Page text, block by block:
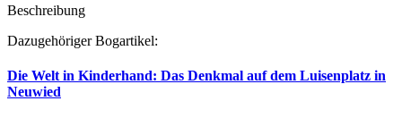
Beschreibung
Dazugehöriger Bogartikel:
Die Welt in Kinderhand: Das Denkmal auf dem Luisenplatz in
Neuwied